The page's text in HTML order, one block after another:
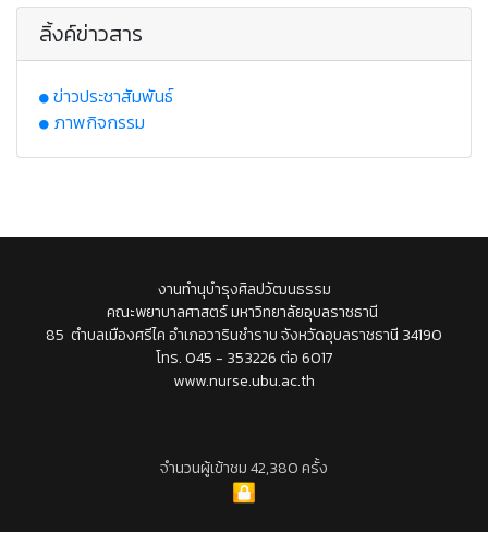
ลิ้งค์ข่าวสาร
ข่าวประชาสัมพันธ์
ภาพกิจกรรม
งานทำนุบำรุงศิลปวัฒนธรรม
คณะพยาบาลศาสตร์ มหาวิทยาลัยอุบลราชธานี
85 ตำบลเมืองศรีไค อำเภอวารินชำราบ จังหวัดอุบลราชธานี 34190
โทร. 045 - 353226 ต่อ 6017
www.nurse.ubu.ac.th
จำนวนผู้เข้าชม 42,380 ครั้ง